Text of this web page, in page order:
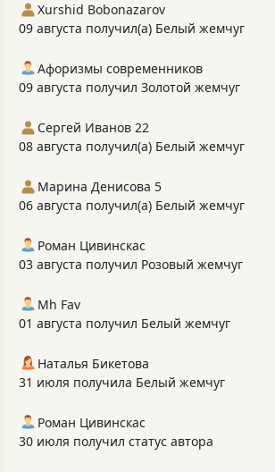
Xurshid Bobonazarov
09 августа получил(а) Белый жемчуг
Афоризмы современников
09 августа получил Золотой жемчуг
Сергей Иванов 22
08 августа получил(а) Белый жемчуг
Марина Денисова 5
06 августа получил(а) Белый жемчуг
Роман Цивинскас
03 августа получил Розовый жемчуг
Mh Fav
01 августа получил Белый жемчуг
Наталья Бикетова
31 июля получила Белый жемчуг
Роман Цивинскас
30 июля получил статус автора